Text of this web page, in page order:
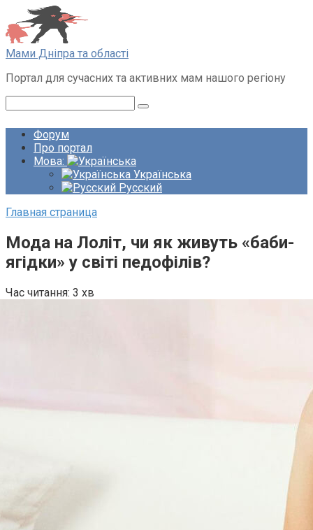
Перейти
до
вмісту
Мами Дніпра та області
Портал для сучасних та активних мам нашого регіону
Форум
Про портал
Мова:
Українська
Русский
Главная страница
Мода на Лоліт, чи як живуть «баби-
ягідки» у світі педофілів?
Час читання: 3 хв